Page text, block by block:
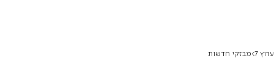
ערוץ 7 מבזקי חדשות